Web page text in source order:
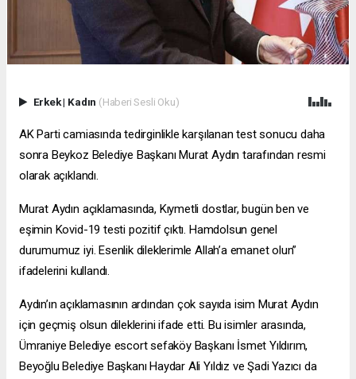
Erkek| Kadın (Haberi Sesli Oku)
AK Parti camiasında tedirginlikle karşılanan test sonucu daha
sonra Beykoz Belediye Başkanı Murat Aydın tarafından resmi
olarak açıklandı.
Murat Aydın açıklamasında, Kıymetli dostlar, bugün ben ve
eşimin Kovid-19 testi pozitif çıktı. Hamdolsun genel
durumumuz iyi. Esenlik dileklerimle Allah’a emanet olun”
ifadelerini kullandı.
Aydın’ın açıklamasının ardından çok sayıda isim Murat Aydın
için geçmiş olsun dileklerini ifade etti. Bu isimler arasında,
Ümraniye Belediye escort sefaköyBaşkanı İsmet Yıldırım,
Beyoğlu Belediye Başkanı Haydar Ali Yıldız ve Şadi Yazıcı da